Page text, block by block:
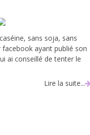
sans soja, sans
ayant publié son
ai conseillé de tenter le
Lire la suite...